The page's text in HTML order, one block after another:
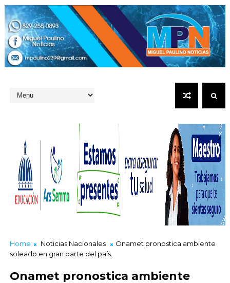
Home Noticias Nacionales
Onamet pronostica ambiente
soleado en gran parte del país.
Onamet pronostica ambiente